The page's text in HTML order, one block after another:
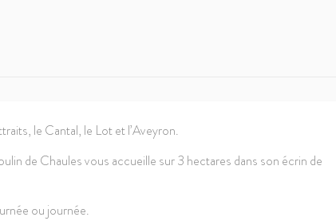
le Cantal, le Lot et l’Aveyron.
de Chaules vous accueille sur 3 hectares dans son écrin de
ou journée.